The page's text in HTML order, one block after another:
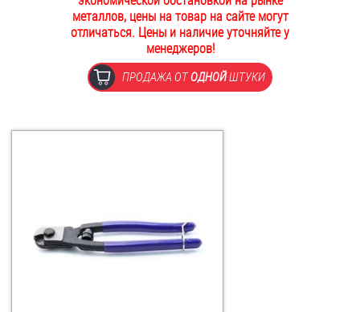
ОПЛАТА И ДОСТАВКА
Втулки
Инструмент
металлов, цены на товар на сайте могут
отличаться. Цены и наличие уточняйте у
менеджеров!
ПРОДАЖА ОТОДНОЙШТУКИ